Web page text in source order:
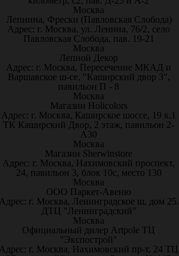
Москва
Лепнина, Фрески (Павловская Слобода)
Адрес: г. Москва, ул. Ленина, 76/2, село
Павловская Слобода, пав. 19-21
Москва
Лепной Декор
Адрес: г. Москва, Пересечение МКАД и
Варшавское ш-се, "Каширский двор 3",
павильон П - 8
Москва
Магазин Holicolors
Адрес: г. Москва, Каширское шоссе, 19 к.1
ТК Каширский Двор, 2 этаж, павильон 2-
А30
Москва
Магазин Sherwinstore
Адрес: г. Москва, Нахимовский проспект,
24, павильон 3, блок 10с, место 130
Москва
ООО Паркет-Авeню
г. Москва, Ленинградское ш, дом 25.
ДТЦ "Ленинградский"
Москва
Официальный дилер Artpole ТЦ
"Экспострой"
г. Москва, Нахимовский пр-т, 24 ТЦ